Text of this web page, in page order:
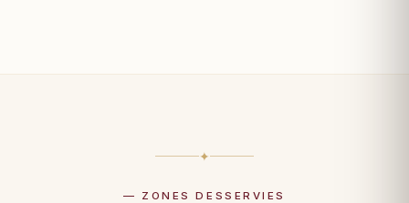
✦
— ZONES DESSERVIES